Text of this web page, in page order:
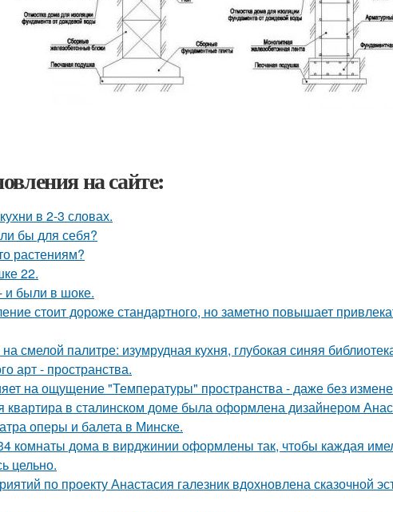
на сайте:
в 2-3 словах.
бы для себя?
растениям?
22.
и были в шоке.
стоит дороже стандартного, но заметно повышает
смелой палитре: изумрудная кухня, глубокая синяя
арт - пространства.
на ощущение "Температуры" пространства - даже без
квартира в сталинском доме была оформлена дизайнером
оперы и балета в Минске.
комнаты дома в вирджинии оформлены так, чтобы каждая
цельно.
по проекту Анастасия галезник вдохновлена сказочной